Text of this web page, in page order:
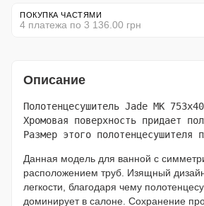
ПОКУПКА ЧАСТЯМИ
4 платежа по 3 136.00 грн
Описание
Полотенцесушитель Jade MK
Хромовая поверхность придает
Данная модель для ванной с
расположением труб. Изящный
легкости, благодаря чему
доминирует в салоне. Сохранение